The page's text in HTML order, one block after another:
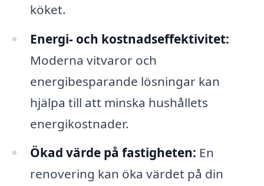
köket.
Energi- och kostnadseffektivitet:
Moderna vitvaror och
energibesparande lösningar kan
hjälpa till att minska hushållets
energikostnader.
Ökad värde på fastigheten: En
renovering kan öka värdet på din